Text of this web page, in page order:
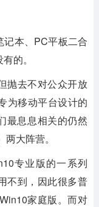
本、PC平板二合
的。
抛去不对公众开放
为移动平台设计的
最息息相关的仍然
大阵营。
专业版的一系列
不到，因此很多普
家庭版。而对